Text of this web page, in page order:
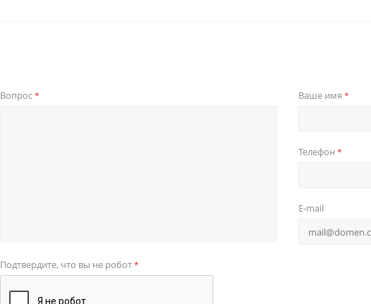
Вопрос* Ваше имя *
Телефон *
E-mail
Подтвердите, что вы не робот*